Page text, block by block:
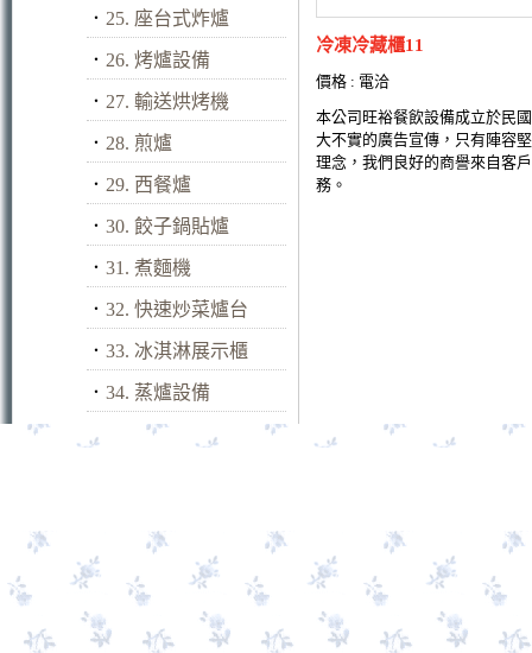
． 25. 座台式炸爐
． 26. 烤爐設備
． 27. 輸送烘烤機
． 28. 煎爐
． 29. 西餐爐
． 30. 餃子鍋貼爐
． 31. 煮麵機
． 32. 快速炒菜爐台
． 33. 冰淇淋展示櫃
． 34. 蒸爐設備
冷凍冷藏櫃11
價格 : 電洽
本公司旺裕餐飲設備成立於民
大不實的廣告宣傳，只有陣容
理念，我們良好的商譽來自客
務。